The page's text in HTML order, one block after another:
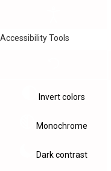
Accessibility Tools
Invert colors
Monochrome
Dark contrast